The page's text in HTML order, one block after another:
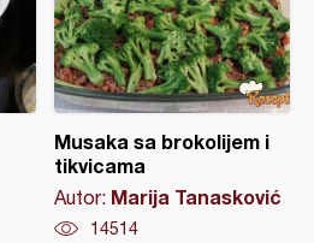
Musaka sa brokolijem i
tikvicama
Autor: Marija Tanasković
14514